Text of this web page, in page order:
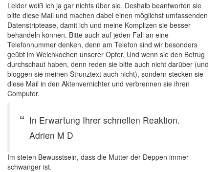
Leider weiß ich ja gar nichts über sie. Deshalb beantworten sie
bitte diese Mail und machen dabei einen möglichst umfassenden
Datenstriptease, damit ich und meine Komplizen sie besser
behandeln können. Bitte auch auf jeden Fall an eine
Telefonnummer denken, denn am Telefon sind wir besonders
geübt im Weichkochen unserer Opfer. Und wenn sie den Betrug
durchschaut haben, denn reden sie bitte auch nicht darüber (und
bloggen sie meinen Strunztext auch nicht), sondern stecken sie
diese Mail in den Aktenvernichter und verbrennen sie ihren
Computer.
In Erwartung Ihrer schnellen Reaktion.
Adrien M D
Im steten Bewusstsein, dass die Mutter der Deppen immer
schwanger ist.